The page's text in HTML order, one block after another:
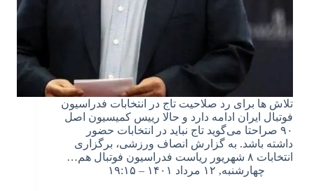
تلاش ها برای رد صلاحیت تاج در انتخابات فدراسیون
فوتبال ایران ادامه دارد و حالا رییس کمیسیون اصل
۹۰ صراحتا می‌گوید تاج نباید در انتخابات حضور
داشته باشد. به گزارش انصاف ورزشی، برگزاری
انتخابات ۸ شهریور ریاست فدراسیون فوتبال هم…
چهارشنبه, ۱۲ مرداد ۱۴۰۱ – ۱۹:۱۵